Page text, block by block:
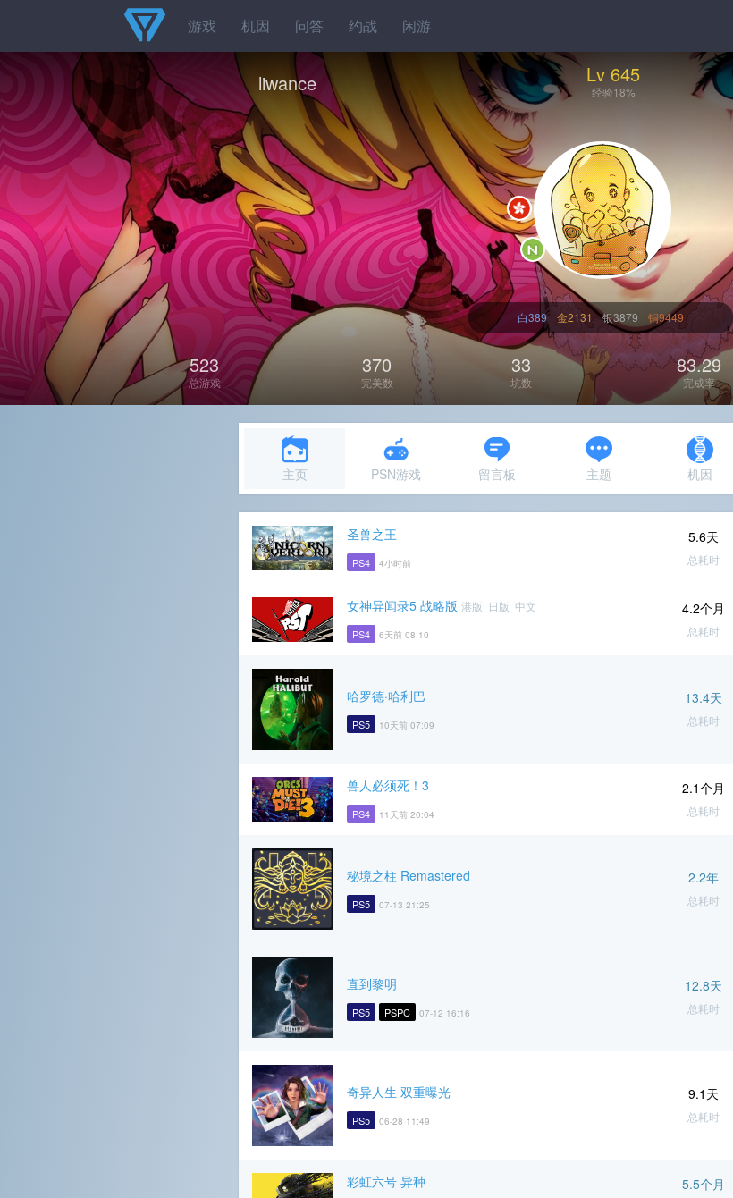
游戏 机因 问答 约战 闲游
liwance Lv 645
经验18%
白389 金2131 银3879 铜9449
523
总游戏
370
完美数
33
坑数
83.29
完成率
主页 PSN游戏 留言板 主题 机因
圣兽之王
PS4 4小时前
5.6天
总耗时
女神异闻录5 战略版 港版 日版 中文
PS4 6天前 08:10
4.2个月
总耗时
哈罗德·哈利巴
PS5 10天前 07:09
13.4天
总耗时
兽人必须死！3
PS4 11天前 20:04
2.1个月
总耗时
秘境之柱 Remastered
PS5 07-13 21:25
2.2年
总耗时
直到黎明
PS5 PSPC 07-12 16:16
12.8天
总耗时
奇异人生 双重曝光
PS5 06-28 11:49
9.1天
总耗时
彩虹六号 异种 5.5个月